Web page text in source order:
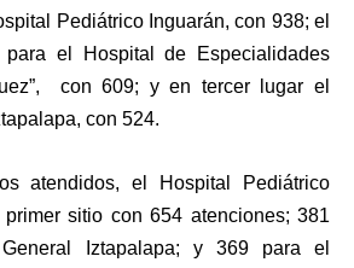
Pediátrico Inguarán, con 938; el
el Hospital de Especialidades
con 609; y en tercer lugar el
con 524.
atendidos, el Hospital Pediátrico
primer sitio con 654 atenciones; 381
Iztapalapa; y 369 para el